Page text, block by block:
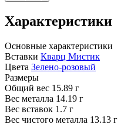
Характеристики
Основные характеристики
Вставки Кварц Мистик
Цвета Зелено-розовый
Размеры
Общий вес 15.89 г
Вес металла 14.19 г
Вес вставок 1.7 г
Вес чистого металла 13.13 г